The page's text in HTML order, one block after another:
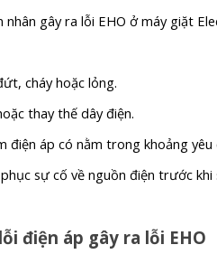
gây ra lỗi EHO ở máy giặt
cháy hoặc lỏng.
thay thế dây điện.
áp có nằm trong khoảng yêu
sự cố về nguồn điện trước
điện áp gây ra lỗi EHO